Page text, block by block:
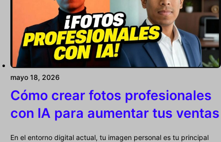
mayo 18, 2026
Cómo crear fotos profesionales
con IA para aumentar tus ventas
En el entorno digital actual, tu imagen personal es tu principal